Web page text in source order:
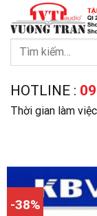
content
Tìm
HOTLINE :
Thời gian làm
-38%